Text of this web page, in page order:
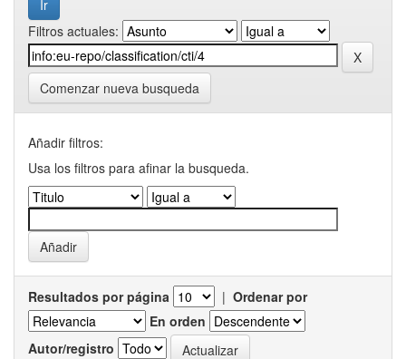
Filtros actuales:
Comenzar nueva busqueda
Añadir filtros:
Usa los filtros para afinar la busqueda.
Resultados por página | Ordenar por
En orden
Autor/registro